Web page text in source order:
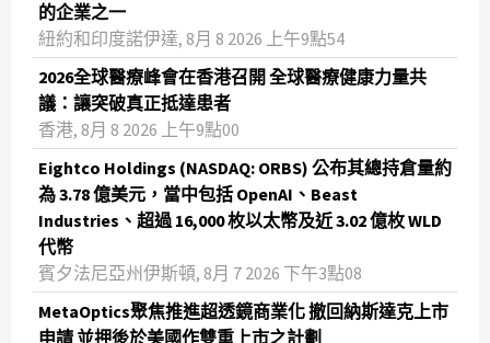
的企業之一
紐約和印度諾伊達, 8月 8 2026 上午9點54
2026全球醫療峰會在香港召開 全球醫療健康力量共
議：讓突破真正抵達患者
香港, 8月 8 2026 上午9點00
Eightco Holdings (NASDAQ: ORBS) 公布其總持倉量約
為 3.78 億美元，當中包括 OpenAI、Beast
Industries、超過 16,000 枚以太幣及近 3.02 億枚 WLD
代幣
賓夕法尼亞州伊斯頓, 8月 7 2026 下午3點08
MetaOptics聚焦推進超透鏡商業化 撤回納斯達克上市
申請 並押後於美國作雙重上市之計劃